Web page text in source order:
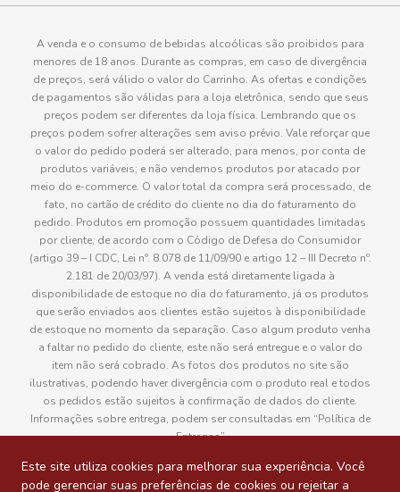
Este site utiliza cookies para melhorar sua experiência. Você
pode gerenciar suas preferências de cookies ou rejeitar a
A venda e o consumo de bebidas alcoólicas são proibidos para
menores de 18 anos. Durante as compras, em caso de divergência
de preços, será válido o valor do Carrinho. As ofertas e condições
de pagamentos são válidas para a loja eletrônica, sendo que seus
preços podem ser diferentes da loja física. Lembrando que os
preços podem sofrer alterações sem aviso prévio. Vale reforçar que
o valor do pedido poderá ser alterado, para menos, por conta de
produtos variáveis; e não vendemos produtos por atacado por
meio do e-commerce. O valor total da compra será processado, de
fato, no cartão de crédito do cliente no dia do faturamento do
pedido. Produtos em promoção possuem quantidades limitadas
por cliente, de acordo com o Código de Defesa do Consumidor
(artigo 39 – I CDC, Lei nº. 8.078 de 11/09/90 e artigo 12 – III Decreto nº.
2.181 de 20/03/97). A venda está diretamente ligada à
disponibilidade de estoque no dia do faturamento, já os produtos
que serão enviados aos clientes estão sujeitos à disponibilidade
de estoque no momento da separação. Caso algum produto venha
a faltar no pedido do cliente, este não será entregue e o valor do
item não será cobrado. As fotos dos produtos no site são
ilustrativas, podendo haver divergência com o produto real e todos
os pedidos estão sujeitos à confirmação de dados do cliente.
Informações sobre entrega, podem ser consultadas em “Política de
Entregas”